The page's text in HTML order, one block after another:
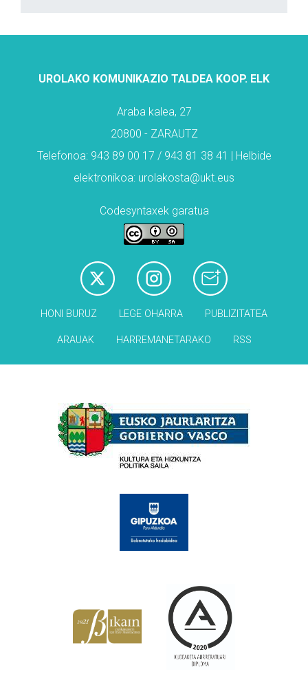
UROLAKO KOMUNIKAZIO TALDEA KOOP. ELK
Araba kalea, 27
20800 - ZARAUTZ
Telefonoa: 943 89 00 17 / 943 81 38 41 | Helbide
elektronikoa: urolakosta@ukt.eus
Codesyntaxek garatua
HONI BURUZ LEGE OHARRA PUBLIZITATEA
ARAUAK HARREMANETARAKO RSS